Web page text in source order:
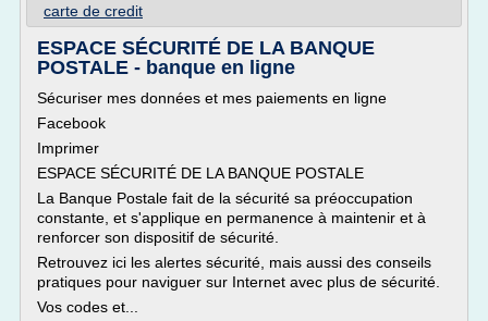
carte de credit
ESPACE SÉCURITÉ DE LA BANQUE
POSTALE - banque en ligne
Sécuriser mes données et mes paiements en ligne
Facebook
Imprimer
ESPACE SÉCURITÉ DE LA BANQUE POSTALE
La Banque Postale fait de la sécurité sa préoccupation
constante, et s'applique en permanence à maintenir et à
renforcer son dispositif de sécurité.
Retrouvez ici les alertes sécurité, mais aussi des conseils
pratiques pour naviguer sur Internet avec plus de sécurité.
Vos codes et...